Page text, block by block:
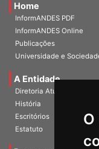
Home
InformANDES PDF
InformANDES Online
Publicações
Universidade e
A Entidade
Diretoria Atual
História
Escritórios
Estatuto